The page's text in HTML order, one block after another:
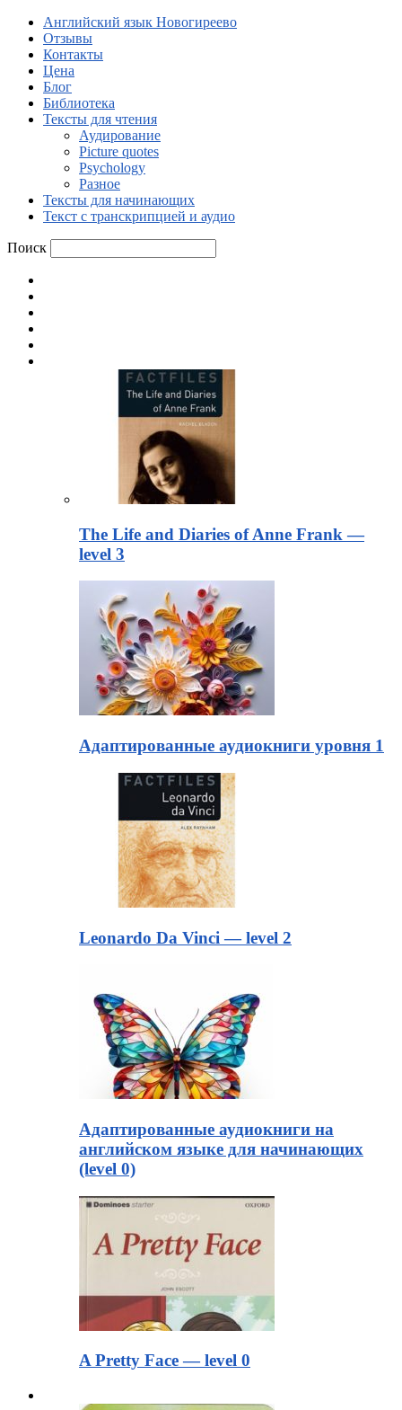
Английский язык Новогиреево
Отзывы
Контакты
Цена
Блог
Библиотека
Тексты для чтения
Аудирование
Picture quotes
Psychology
Разное
Тексты для начинающих
Текст с транскрипцией и аудио
Поиск
The Life and Diaries of Anne Frank —
level 3
Адаптированные аудиокниги уровня 1
Leonardo Da Vinci — level 2
Адаптированные аудиокниги на
английском языке для начинающих
(level 0)
A Pretty Face — level 0